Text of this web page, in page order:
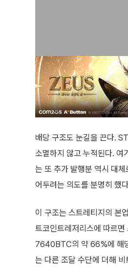
배당 구조도 눈길을 끈다.
소멸하지 않고 누적된다.
는 또 추가 발행분 역시 대
어두려는 의도를 분명히 했
이 구조는 스트레티지의 본
트코인트레저리스에 따르
7640BTC의 약 66%에 해
는 다른 조달 수단에 더해